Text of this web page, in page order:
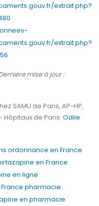
extrait.php?
extrait.php?
mise à jour :
SAMU de Paris, AP-HP,
Hôpitaux de Paris: Odile
ordonnance en France
en France
en ligne
pharmacie
en pharmacie